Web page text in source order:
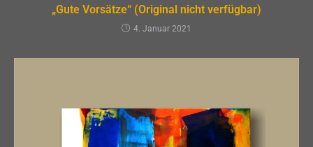
„Gute Vorsätze“ (Original nicht verfügbar)
4. Januar 2021